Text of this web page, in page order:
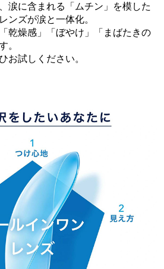
涙に含まれる「ムチン」を模した
ンズが涙と一体化。
乾燥感」「ぼやけ」「まばたきの
。
お試しください。